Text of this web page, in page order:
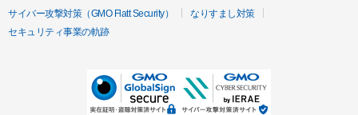
サイバー攻撃対策（GMO Flatt Security）
なりすまし対策
セキュリティ事業の軌跡